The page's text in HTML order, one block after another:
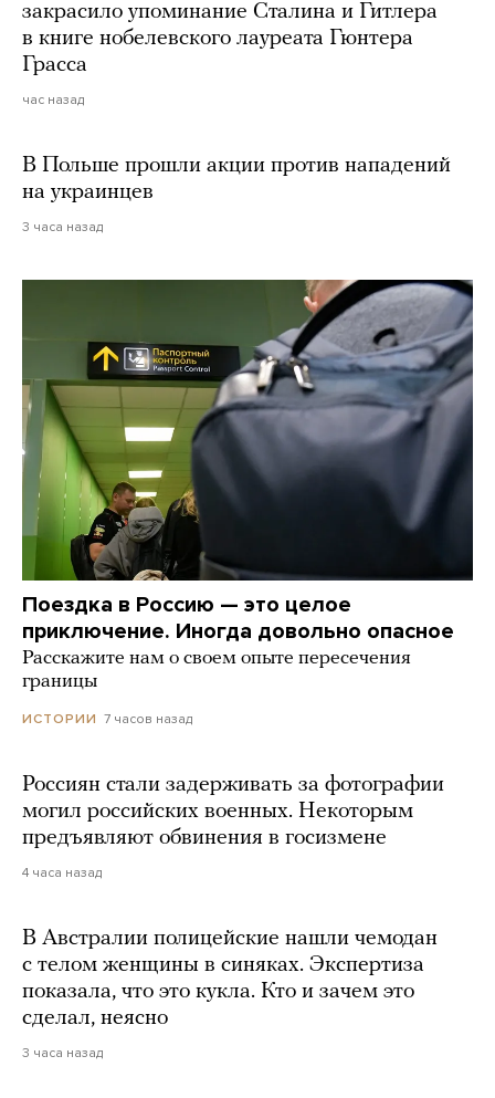
закрасило упоминание Сталина и Гитлера
в книге нобелевского лауреата Гюнтера
Грасса
час назад
В Польше прошли акции против нападений
на украинцев
3 часа назад
Поездка в Россию — это целое
приключение. Иногда довольно опасное
Расскажите нам о своем опыте пересечения
границы
ИСТОРИИ 7 часов назад
Россиян стали задерживать за фотографии
могил российских военных. Некоторым
предъявляют обвинения в госизмене
4 часа назад
В Австралии полицейские нашли чемодан
с телом женщины в синяках. Экспертиза
показала, что это кукла. Кто и зачем это
сделал, неясно
3 часа назад